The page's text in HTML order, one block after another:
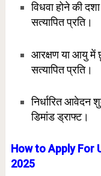
विधवा होने की
सत्यापितप्रति।
आरक्षण या आयु में
सत्यापित प्रति।
निर्धारित आवेदन
डिमांड ड्राफ्ट।
How to Apply For
2025